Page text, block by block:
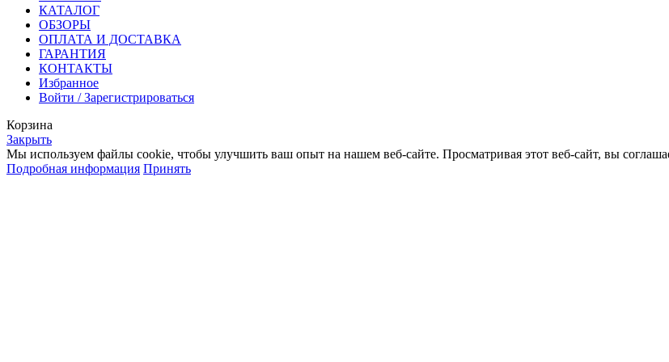
КАТАЛОГ
ОБЗОРЫ
ОПЛАТА И ДОСТАВКА
ГАРАНТИЯ
КОНТАКТЫ
Избранное
Войти / Зарегистрироваться
Корзина
Закрыть
Мы используем файлы cookie, чтобы улучшить ваш опыт на нашем веб-сайте. Просматривая этот веб-сайт, вы
Подробная информация Принять